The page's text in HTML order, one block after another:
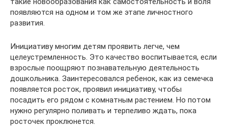
появляются на одном и том же этапе личностного
развития.
Инициативу многим детям проявить легче, чем
целеустремленность. Это качество воспитывается, если
взрослые поощряют познавательную деятельность
дошкольника. Заинтересовался ребенок, как из семечка
появляется росток, проявил инициативу, чтобы
посадить его рядом с комнатным растением. Но потом
нужно регулярно поливать и терпеливо ждать, пока
росточек проклюнется.